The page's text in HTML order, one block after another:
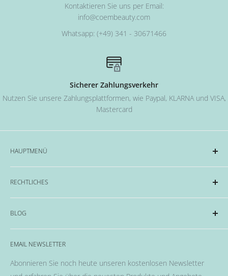
Kontaktieren Sie uns per Email:
info@coembeauty.com
Whatsapp: (+49) 341 - 30671466
Sicherer Zahlungsverkehr
Nutzen Sie unsere Zahlungsplattformen, wie Paypal, KLARNA und VISA,
Mastercard
HAUPTMENÜ
Acryl und Dipping-System
Hard Gel Serien
CND™
OPI
EMME Farben
Flüssigkeiten & Versiegelung
Pinsel
Nail Art
RECHTLICHES
Impressum
Datenschutzerklärung
Widerrufsrecht & Widerrufsformular
Allgemeine Geschäftsbedingungen
BLOG
Alles rund um das Thema Nägel, Nail Art und Co.
EMAIL NEWSLETTER
Abonnieren Sie noch heute unseren kostenlosen Newsletter